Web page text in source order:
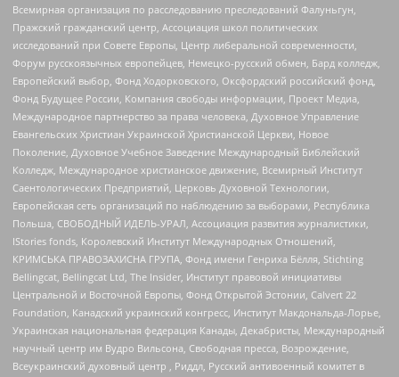
Всемирная организация по расследованию преследований Фалуньгун,
Пражский гражданский центр, Ассоциация школ политических
исследований при Совете Европы, Центр либеральной современности,
Форум русскоязычных европейцев, Немецко-русский обмен, Бард колледж,
Европейский выбор, Фонд Ходорковского, Оксфордский российский фонд,
Фонд Будущее России, Компания свободы информации, Проект Медиа,
Международное партнерство за права человека, Духовное Управление
Евангельских Христиан Украинской Христианской Церкви, Новое
Поколение, Духовное Учебное Заведение Международный Библейский
Колледж, Международное христианское движение, Всемирный Институт
Саентологических Предприятий, Церковь Духовной Технологии,
Европейская сеть организаций по наблюдению за выборами, Республика
Польша, СВОБОДНЫЙ ИДЕЛЬ-УРАЛ, Ассоциация развития журналистики,
IStories fonds, Королевский Институт Международных Отношений,
КРИМСЬКА ПРАВОЗАХИСНА ГРУПА, Фонд имени Генриха Бёлля, Stichting
Bellingcat, Bellingcat Ltd, The Insider, Институт правовой инициативы
Центральной и Восточной Европы, Фонд Открытой Эстонии, Calvert 22
Foundation, Канадский украинский конгресс, Институт Макдональда-Лорье,
Украинская национальная федерация Канады, Декабристы, Международный
научный центр им Вудро Вильсона, Свободная пресса, Возрождение,
Всеукраинский духовный центр , Риддл, Русский антивоенный комитет в